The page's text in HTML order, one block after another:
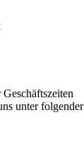
unter folgender